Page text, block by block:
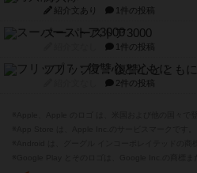
紹介文あり 1件の投稿
スーパーストア3000
1件の投稿
フリップ７：復讐心とともに
2件の投稿